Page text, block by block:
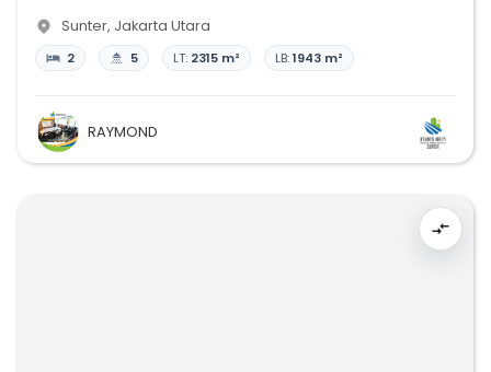
Sunter, Jakarta Utara
2 5 LT: 2315 m² LB:1943 m²
RAYMOND